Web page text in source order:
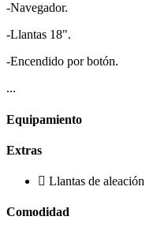
-Navegador.
-Llantas 18".
-Encendido por botón.
...
Equipamiento
Extras
Llantas de aleación
Comodidad